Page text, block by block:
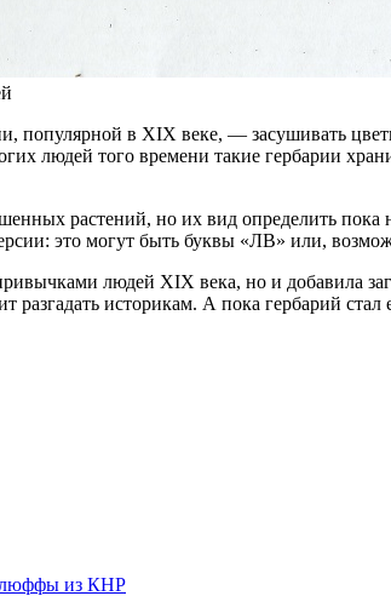
популярной в XIX веке, — засушивать
людей того времени такие гербарии
растений, но их вид определить
это могут быть буквы «ЛВ» или,
людей XIX века, но и добавила
разгадать историкам. А пока гербарий
люффы из КНР